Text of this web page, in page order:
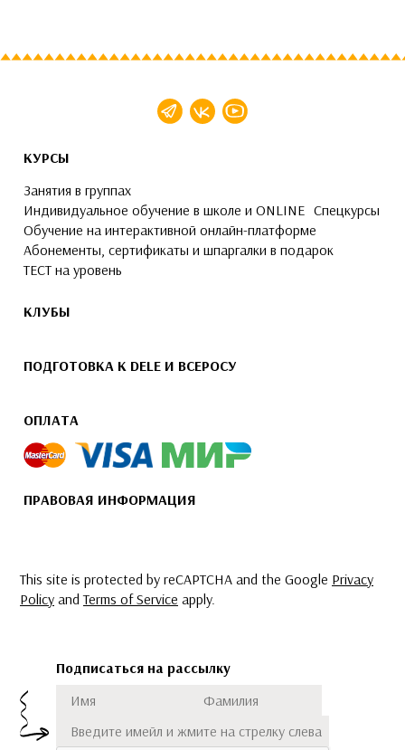
КУРСЫ
Занятия в группах
Индивидуальное обучение в школе и ONLINE Спецкурсы
Обучение на интерактивной онлайн-платформе
Абонементы, сертификаты и шпаргалки в подарок
ТЕСТ на уровень
КЛУБЫ
ПОДГОТОВКА К DELE И ВСЕРОСУ
ОПЛАТА
ПРАВОВАЯ ИНФОРМАЦИЯ
This site is protected by reCAPTCHA and the Google Privacy
Policy andTerms of Service apply.
Подписаться на рассылку
Имя
Фамилия
Подписаться